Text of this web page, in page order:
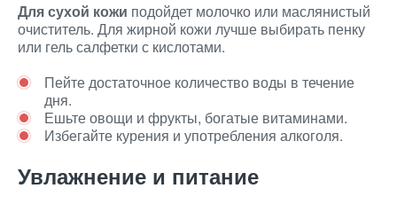
Для сухой кожи подойдет молочко или маслянистый
очиститель. Для жирной кожи лучше выбирать пенку
или гель салфетки с кислотами.
Пейте достаточное количество воды в течение
дня.
Ешьте овощи и фрукты, богатые витаминами.
Избегайте курения и употребления алкоголя.
Увлажнение и питание